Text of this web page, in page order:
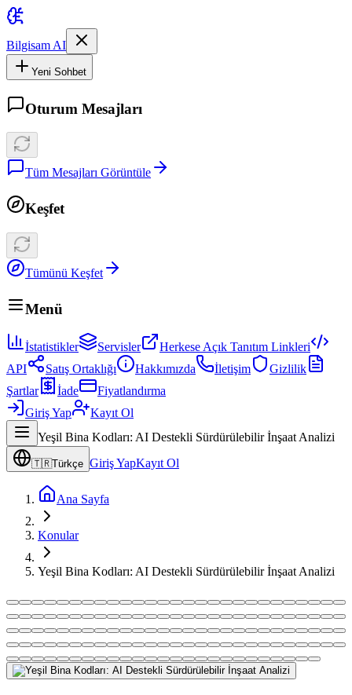
Bilgisam AI
Yeni Sohbet
Oturum Mesajları
Tüm Mesajları Görüntüle
Keşfet
Tümünü Keşfet
Menü
İstatistikler Servisler
Herkese Açık Tanıtım Linkleri
API
Satış Ortaklığı Hakkımızda İletişim
Gizlilik
Şartlar
İade
Fiyatlandırma
Giriş Yap
Kayıt Ol
Yeşil Bina Kodları: AI Destekli Sürdürülebilir İnşaat Analizi
🇹🇷Türkçe Giriş YapKayıt Ol
Ana Sayfa
Konular
Yeşil Bina Kodları: AI Destekli Sürdürülebilir İnşaat Analizi